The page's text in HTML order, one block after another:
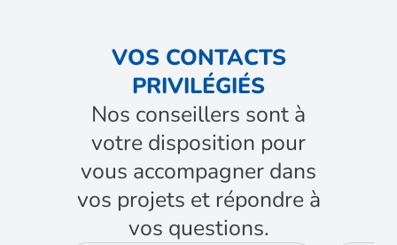
VOS CONTACTS
PRIVILÉGIÉS
Nos conseillers sont à
votre disposition pour
vous accompagner dans
vos projets et répondre à
vos questions.